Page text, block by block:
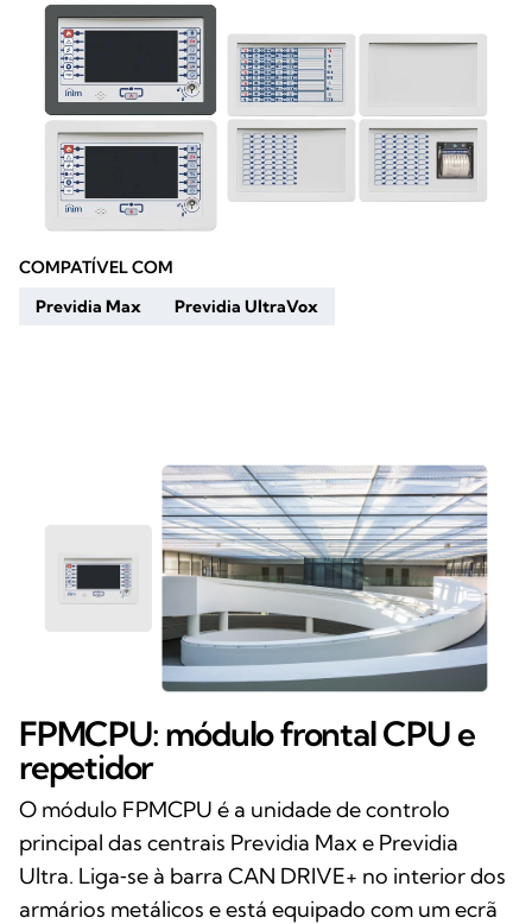
COMPATÍVEL COM
Previdia Max
Previdia UltraVox
FPMCPU: módulo frontal CPU e
repetidor
O módulo FPMCPU é a unidade de controlo
principal das centrais Previdia Max e Previdia
Ultra. Liga‑se à barra CAN DRIVE+ no interior dos
armários metálicos e está equipado com um ecrã